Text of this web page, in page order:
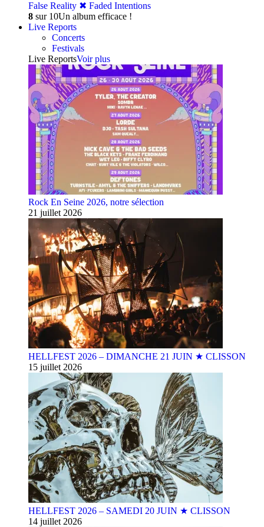
False Reality ✖︎ Faded Intentions
8 sur 10Un album efficace !
Live Reports
Concerts
Festivals
Live ReportsVoir plus
Rock En Seine 2026, notre sélection
21 juillet 2026
HELLFEST 2026 – DIMANCHE 21 JUIN ★ CLISSON
15 juillet 2026
HELLFEST 2026 – SAMEDI 20 JUIN ★ CLISSON
14 juillet 2026